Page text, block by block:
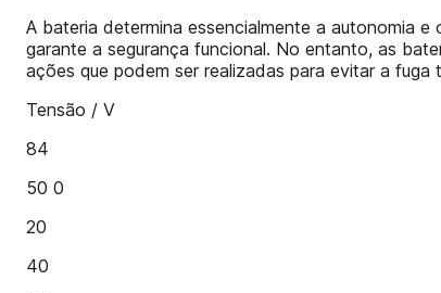
A bateria determina essencialmente a autonomia
garante a segurança funcional. No entanto, as
ações que podem ser realizadas para evitar a
Tensão / V
84
50 0
20
40